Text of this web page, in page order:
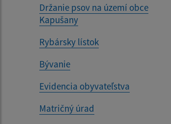
Držanie psov na území obce
Kapušany
Rybársky lístok
Bývanie
Evidencia obyvateľstva
Matričný úrad